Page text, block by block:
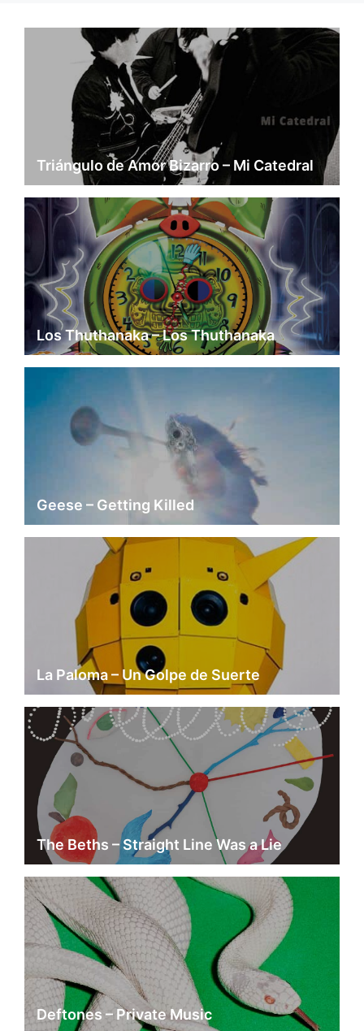
Triángulo de Amor Bizarro – Mi Catedral
Los Thuthanaka – Los Thuthanaka
Geese – Getting Killed
La Paloma – Un Golpe de Suerte
The Beths – Straight Line Was a Lie
Deftones – Private Music